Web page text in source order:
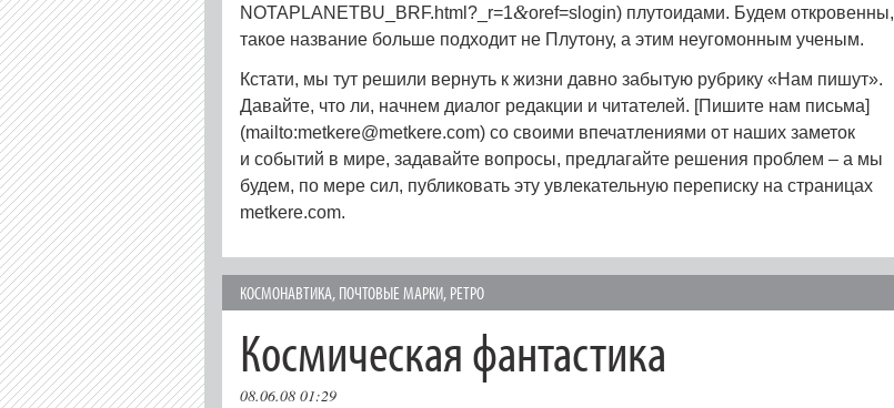
NOTAPLANETBU_BRF.html?_r=1&oref=slogin) плутоидами. Будем откровенны,
такое название больше подходит не Плутону, а этим неугомонным ученым.
Кстати, мы тут решили вернуть к жизни давно забытую рубрику «Нам пишут».
Давайте, что ли, начнем диалог редакции и читателей. [Пишите нам письма]
(mailto:metkere@metkere.com) со своими впечатлениями от наших заметок
и событий в мире, задавайте вопросы, предлагайте решения проблем – а мы
будем, по мере сил, публиковать эту увлекательную переписку на страницах
metkere.com.
КОСМОНАВТИКА, ПОЧТОВЫЕ МАРКИ, РЕТРО
Космическая фантастика
08.06.08 01:29